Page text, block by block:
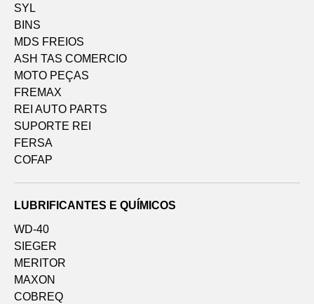
SYL
BINS
MDS FREIOS
ASH TAS COMERCIO
MOTO PEÇAS
FREMAX
REI AUTO PARTS
SUPORTE REI
FERSA
COFAP
LUBRIFICANTES E QUÍMICOS
WD-40
SIEGER
MERITOR
MAXON
COBREQ